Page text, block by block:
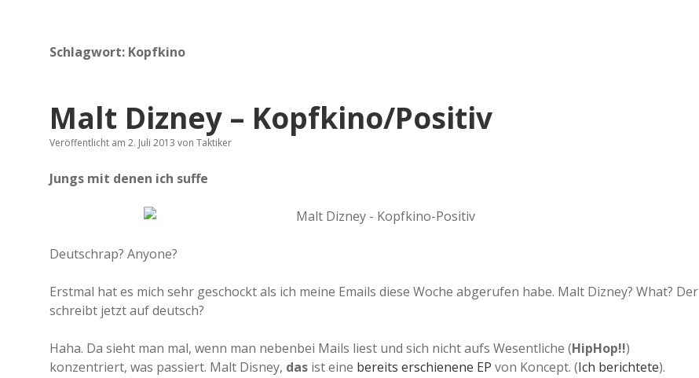
Schlagwort: Kopfkino
Malt Dizney – Kopfkino/Positiv
Veröffentlicht am 2. Juli 2013 von Taktiker
Jungs mit denen ich suffe
Deutschrap? Anyone?
Erstmal hat es mich sehr geschockt als ich meine Emails diese Woche abgerufen habe. Malt Dizney? What? Der
schreibt jetzt auf deutsch?
Haha. Da sieht man mal, wenn man nebenbei Mails liest und sich nicht aufs Wesentliche (HipHop!!)
konzentriert, was passiert. Malt Disney, das ist eine bereits erschienene EP von Koncept. (Ich berichtete).